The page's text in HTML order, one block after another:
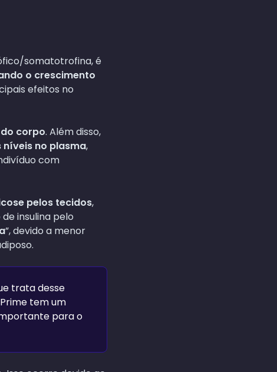
somatotrofina, é
o crescimento
efeitos no
corpo. Além disso,
no plasma,
com
pelos tecidos,
insulina pelo
”, devido a menor
trata desse
tem um
para o